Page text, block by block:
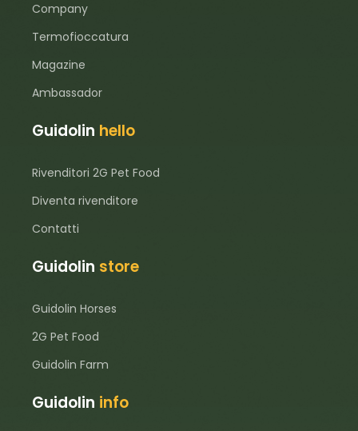
Company
Termofioccatura
Magazine
Ambassador
Guidolin hello
Rivenditori 2G Pet Food
Diventa rivenditore
Contatti
Guidolin store
Guidolin Horses
2G Pet Food
Guidolin Farm
Guidolin info